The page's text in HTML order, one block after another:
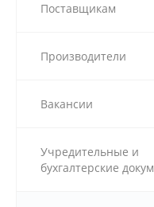
Поставщикам
Производители
Вакансии
Учредительные и
бухгалтерские